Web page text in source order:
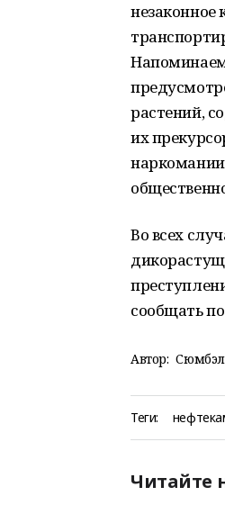
незаконное
растений,
их
Во всех
сообщать
Автор:
Теги:
Читайте